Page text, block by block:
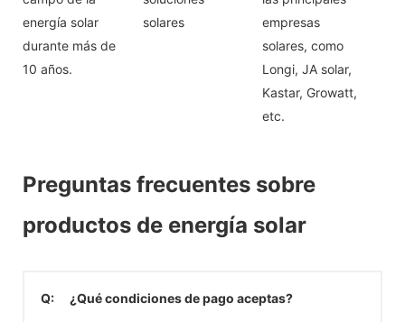
energía solar
durante más de
10 años.
solares
empresas
solares, como
Longi, JA solar,
Kastar, Growatt,
etc.
Preguntas frecuentes sobre
productos de energía solar
Q: ¿Qué condiciones de pago aceptas?